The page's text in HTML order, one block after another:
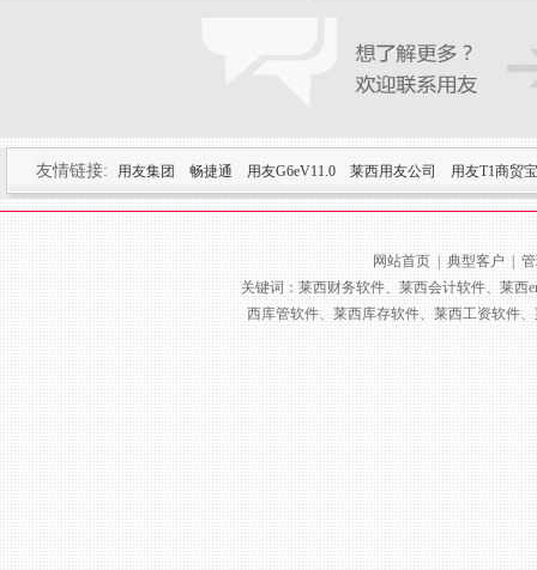
友情链接: 用友集团 畅捷通 用友G6eV11.0 莱西用友公司 用友T1商贸宝
网站首页 | 典型客户 |
关键词：莱西财务软件、莱西会计软件、莱西
西库管软件、莱西库存软件、莱西工资软件